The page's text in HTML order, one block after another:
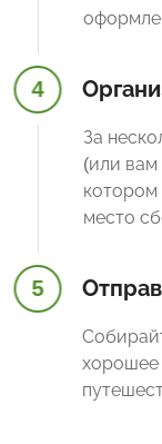
4
За
(или вам
котором
место
5
хорошее